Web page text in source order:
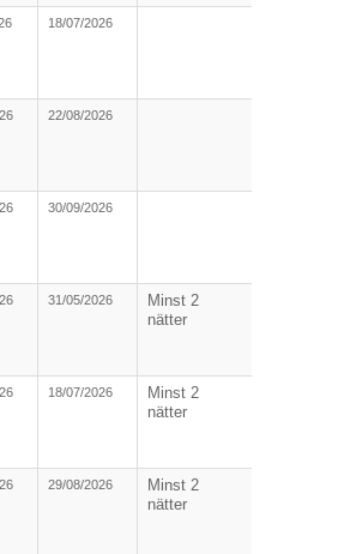
18/07/2026
22/08/2026
30/09/2026
31/05/2026
Minst 2
nätter
18/07/2026
Minst 2
nätter
29/08/2026
Minst 2
nätter